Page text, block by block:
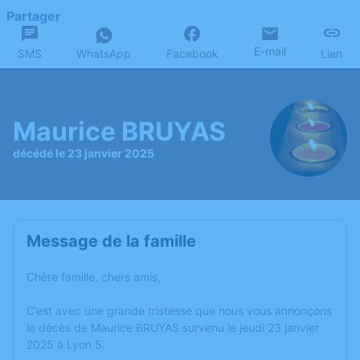
Partager
SMS WhatsApp Facebook E-mail Lien
Maurice BRUYAS
décédé le 23 janvier 2025
Message de la famille
Chère famille, chers amis,
C’est avec une grande tristesse que nous vous annonçons
le décès de Maurice BRUYAS survenu le jeudi 23 janvier
2025 à Lyon 5.